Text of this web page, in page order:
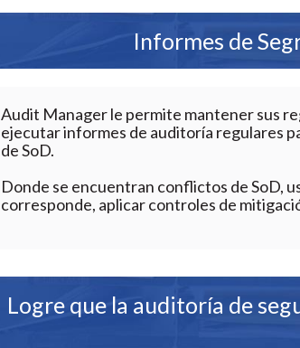
Informes de
Audit Manager le permite mantener sus
ejecutar informes de auditoría regulares
de SoD.
Donde se encuentran conflictos de SoD,
corresponde, aplicar controles de
Logre que la auditoría de